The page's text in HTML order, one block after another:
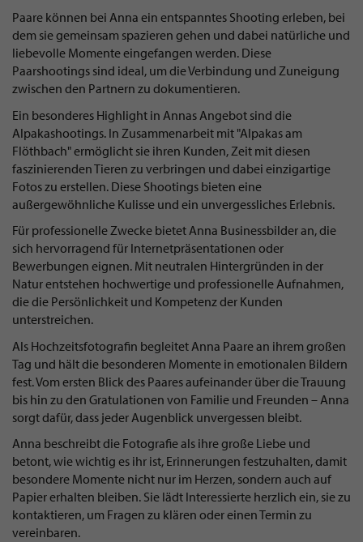
Paare können bei Anna ein entspanntes Shooting erleben, bei
dem sie gemeinsam spazieren gehen und dabei natürliche und
liebevolle Momente eingefangen werden. Diese
Paarshootings sind ideal, um die Verbindung und Zuneigung
zwischen den Partnern zu dokumentieren.
Ein besonderes Highlight in Annas Angebot sind die
Alpakashootings. In Zusammenarbeit mit "Alpakas am
Flöthbach" ermöglicht sie ihren Kunden, Zeit mit diesen
faszinierenden Tieren zu verbringen und dabei einzigartige
Fotos zu erstellen. Diese Shootings bieten eine
außergewöhnliche Kulisse und ein unvergessliches Erlebnis.
Für professionelle Zwecke bietet Anna Businessbilder an, die
sich hervorragend für Internetpräsentationen oder
Bewerbungen eignen. Mit neutralen Hintergründen in der
Natur entstehen hochwertige und professionelle Aufnahmen,
die die Persönlichkeit und Kompetenz der Kunden
unterstreichen.
Als Hochzeitsfotografin begleitet Anna Paare an ihrem großen
Tag und hält die besonderen Momente in emotionalen Bildern
fest. Vom ersten Blick des Paares aufeinander über die Trauung
bis hin zu den Gratulationen von Familie und Freunden – Anna
sorgt dafür, dass jeder Augenblick unvergessen bleibt.
Anna beschreibt die Fotografie als ihre große Liebe und
betont, wie wichtig es ihr ist, Erinnerungen festzuhalten, damit
besondere Momente nicht nur im Herzen, sondern auch auf
Papier erhalten bleiben. Sie lädt Interessierte herzlich ein, sie zu
kontaktieren, um Fragen zu klären oder einen Termin zu
vereinbaren.